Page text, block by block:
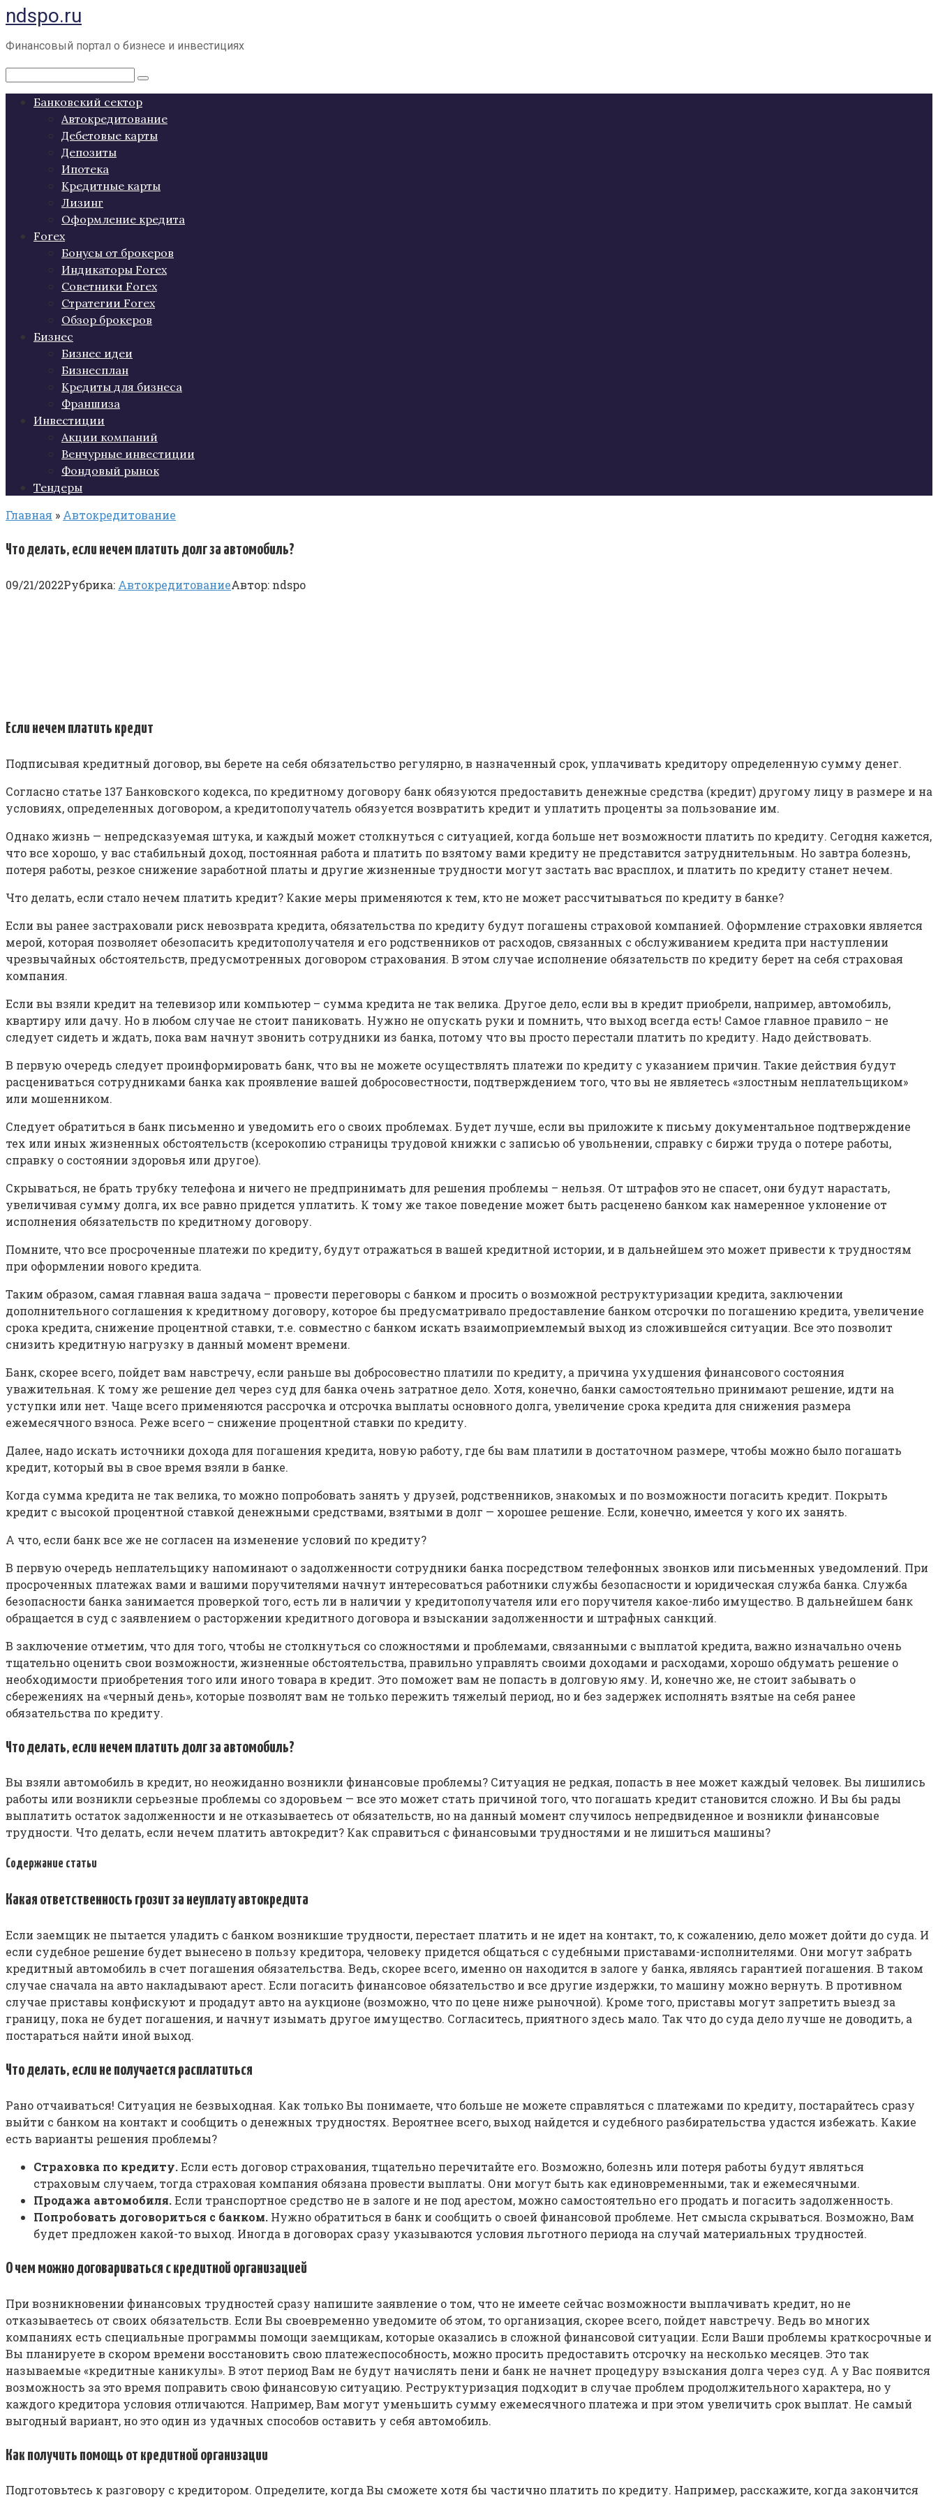
Перейти
к
контенту
ndspo.ru
Финансовый портал о бизнесе и инвестициях
Поиск:
Банковский сектор
Автокредитование
Дебетовые карты
Депозиты
Ипотека
Кредитные карты
Лизинг
Оформление кредита
Forex
Бонусы от брокеров
Индикаторы Forex
Советники Forex
Стратегии Forex
Обзор брокеров
Бизнес
Бизнес идеи
Бизнесплан
Кредиты для бизнеса
Франшиза
Инвестиции
Акции компаний
Венчурные инвестиции
Фондовый рынок
Тендеры
Главная » Автокредитование
Что делать, если нечем платить долг за автомобиль?
09/21/2022Рубрика: АвтокредитованиеАвтор: ndspo
Если нечем платить кредит
Подписывая кредитный договор, вы берете на себя обязательство регулярно, в назначенный срок, уплачивать кредитору определенную сумму денег.
Согласно статье 137 Банковского кодекса, по кредитному договору банк обязуются предоставить денежные средства (кредит) другому лицу в размере и на
условиях, определенных договором, а кредитополучатель обязуется возвратить кредит и уплатить проценты за пользование им.
Однако жизнь — непредсказуемая штука, и каждый может столкнуться с ситуацией, когда больше нет возможности платить по кредиту. Сегодня кажется,
что все хорошо, у вас стабильный доход, постоянная работа и платить по взятому вами кредиту не представится затруднительным. Но завтра болезнь,
потеря работы, резкое снижение заработной платы и другие жизненные трудности могут застать вас врасплох, и платить по кредиту станет нечем.
Что делать, если стало нечем платить кредит? Какие меры применяются к тем, кто не может рассчитываться по кредиту в банке?
Если вы ранее застраховали риск невозврата кредита, обязательства по кредиту будут погашены страховой компанией. Оформление страховки является
мерой, которая позволяет обезопасить кредитополучателя и его родственников от расходов, связанных с обслуживанием кредита при наступлении
чрезвычайных обстоятельств, предусмотренных договором страхования. В этом случае исполнение обязательств по кредиту берет на себя страховая
компания.
Если вы взяли кредит на телевизор или компьютер – сумма кредита не так велика. Другое дело, если вы в кредит приобрели, например, автомобиль,
квартиру или дачу. Но в любом случае не стоит паниковать. Нужно не опускать руки и помнить, что выход всегда есть! Самое главное правило – не
следует сидеть и ждать, пока вам начнут звонить сотрудники из банка, потому что вы просто перестали платить по кредиту. Надо действовать.
В первую очередь следует проинформировать банк, что вы не можете осуществлять платежи по кредиту с указанием причин. Такие действия будут
расцениваться сотрудниками банка как проявление вашей добросовестности, подтверждением того, что вы не являетесь «злостным неплательщиком»
или мошенником.
Следует обратиться в банк письменно и уведомить его о своих проблемах. Будет лучше, если вы приложите к письму документальное подтверждение
тех или иных жизненных обстоятельств (ксерокопию страницы трудовой книжки с записью об увольнении, справку с биржи труда о потере работы,
справку о состоянии здоровья или другое).
Скрываться, не брать трубку телефона и ничего не предпринимать для решения проблемы – нельзя. От штрафов это не спасет, они будут нарастать,
увеличивая сумму долга, их все равно придется уплатить. К тому же такое поведение может быть расценено банком как намеренное уклонение от
исполнения обязательств по кредитному договору.
Помните, что все просроченные платежи по кредиту, будут отражаться в вашей кредитной истории, и в дальнейшем это может привести к трудностям
при оформлении нового кредита.
Таким образом, самая главная ваша задача – провести переговоры с банком и просить о возможной реструктуризации кредита, заключении
дополнительного соглашения к кредитному договору, которое бы предусматривало предоставление банком отсрочки по погашению кредита, увеличение
срока кредита, снижение процентной ставки, т.е. совместно с банком искать взаимоприемлемый выход из сложившейся ситуации. Все это позволит
снизить кредитную нагрузку в данный момент времени.
Банк, скорее всего, пойдет вам навстречу, если раньше вы добросовестно платили по кредиту, а причина ухудшения финансового состояния
уважительная. К тому же решение дел через суд для банка очень затратное дело. Хотя, конечно, банки самостоятельно принимают решение, идти на
уступки или нет. Чаще всего применяются рассрочка и отсрочка выплаты основного долга, увеличение срока кредита для снижения размера
ежемесячного взноса. Реже всего – снижение процентной ставки по кредиту.
Далее, надо искать источники дохода для погашения кредита, новую работу, где бы вам платили в достаточном размере, чтобы можно было погашать
кредит, который вы в свое время взяли в банке.
Когда сумма кредита не так велика, то можно попробовать занять у друзей, родственников, знакомых и по возможности погасить кредит. Покрыть
кредит с высокой процентной ставкой денежными средствами, взятыми в долг — хорошее решение. Если, конечно, имеется у кого их занять.
А что, если банк все же не согласен на изменение условий по кредиту?
В первую очередь неплательщику напоминают о задолженности сотрудники банка посредством телефонных звонков или письменных уведомлений. При
просроченных платежах вами и вашими поручителями начнут интересоваться работники службы безопасности и юридическая служба банка. Служба
безопасности банка занимается проверкой того, есть ли в наличии у кредитополучателя или его поручителя какое-либо имущество. В дальнейшем банк
обращается в суд с заявлением о расторжении кредитного договора и взыскании задолженности и штрафных санкций.
В заключение отметим, что для того, чтобы не столкнуться со сложностями и проблемами, связанными с выплатой кредита, важно изначально очень
тщательно оценить свои возможности, жизненные обстоятельства, правильно управлять своими доходами и расходами, хорошо обдумать решение о
необходимости приобретения того или иного товара в кредит. Это поможет вам не попасть в долговую яму. И, конечно же, не стоит забывать о
сбережениях на «черный день», которые позволят вам не только пережить тяжелый период, но и без задержек исполнять взятые на себя ранее
обязательства по кредиту.
Что делать, если нечем платить долг за автомобиль?
Вы взяли автомобиль в кредит, но неожиданно возникли финансовые проблемы? Ситуация не редкая, попасть в нее может каждый человек. Вы лишились
работы или возникли серьезные проблемы со здоровьем — все это может стать причиной того, что погашать кредит становится сложно. И Вы бы рады
выплатить остаток задолженности и не отказываетесь от обязательств, но на данный момент случилось непредвиденное и возникли финансовые
трудности. Что делать, если нечем платить автокредит? Как справиться с финансовыми трудностями и не лишиться машины?
Содержание статьи
Какая ответственность грозит за неуплату автокредита
Если заемщик не пытается уладить с банком возникшие трудности, перестает платить и не идет на контакт, то, к сожалению, дело может дойти до суда. И
если судебное решение будет вынесено в пользу кредитора, человеку придется общаться с судебными приставами-исполнителями. Они могут забрать
кредитный автомобиль в счет погашения обязательства. Ведь, скорее всего, именно он находится в залоге у банка, являясь гарантией погашения. В таком
случае сначала на авто накладывают арест. Если погасить финансовое обязательство и все другие издержки, то машину можно вернуть. В противном
случае приставы конфискуют и продадут авто на аукционе (возможно, что по цене ниже рыночной). Кроме того, приставы могут запретить выезд за
границу, пока не будет погашения, и начнут изымать другое имущество. Согласитесь, приятного здесь мало. Так что до суда дело лучше не доводить, а
постараться найти иной выход.
Что делать, если не получается расплатиться
Рано отчаиваться! Ситуация не безвыходная. Как только Вы понимаете, что больше не можете справляться с платежами по кредиту, постарайтесь сразу
выйти с банком на контакт и сообщить о денежных трудностях. Вероятнее всего, выход найдется и судебного разбирательства удастся избежать. Какие
есть варианты решения проблемы?
Страховка по кредиту.Если есть договор страхования, тщательно перечитайте его. Возможно, болезнь или потеря работы будут являться
страховым случаем, тогда страховая компания обязана провести выплаты. Они могут быть как единовременными, так и ежемесячными.
Продажа автомобиля.Если транспортное средство не в залоге и не под арестом, можно самостоятельно его продать и погасить задолженность.
Попробовать договориться с банком. Нужно обратиться в банк и сообщить о своей финансовой проблеме. Нет смысла скрываться. Возможно, Вам
будет предложен какой-то выход. Иногда в договорах сразу указываются условия льготного периода на случай материальных трудностей.
О чем можно договариваться с кредитной организацией
При возникновении финансовых трудностей сразу напишите заявление о том, что не имеете сейчас возможности выплачивать кредит, но не
отказываетесь от своих обязательств. Если Вы своевременно уведомите об этом, то организация, скорее всего, пойдет навстречу. Ведь во многих
компаниях есть специальные программы помощи заемщикам, которые оказались в сложной финансовой ситуации. Если Ваши проблемы краткосрочные и
Вы планируете в скором времени восстановить свою платежеспособность, можно просить предоставить отсрочку на несколько месяцев. Это так
называемые «кредитные каникулы». В этот период Вам не будут начислять пени и банк не начнет процедуру взыскания долга через суд. А у Вас появится
возможность за это время поправить свою финансовую ситуацию. Реструктуризация подходит в случае проблем продолжительного характера, но у
каждого кредитора условия отличаются. Например, Вам могут уменьшить сумму ежемесячного платежа и при этом увеличить срок выплат. Не самый
выгодный вариант, но это один из удачных способов оставить у себя автомобиль.
Как получить помощь от кредитной организации
Подготовьтесь к разговору с кредитором. Определите, когда Вы сможете хотя бы частично платить по кредиту. Например, расскажите, когда закончится